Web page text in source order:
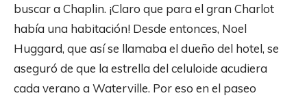
buscar a Chaplin. ¡Claro que para el gran Charlot
había una habitación! Desde entonces, Noel
Huggard, que así se llamaba el dueño del hotel, se
aseguró de que la estrella del celuloide acudiera
cada verano a Waterville. Por eso en el paseo